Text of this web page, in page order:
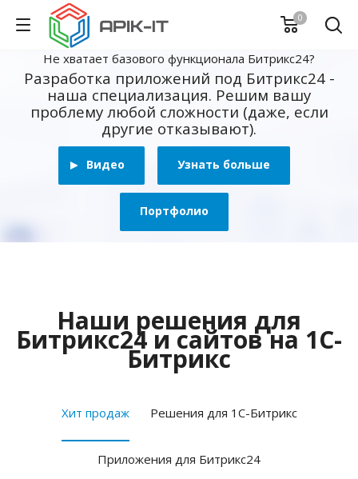
0
Не хватает базового функционала Битрикс24?
Разработка приложений под Битрикс24 -
наша специализация. Решим вашу
проблему любой сложности (даже, если
другие отказывают).
Видео Узнать больше
Портфолио
Наши решения для
Битрикс24 и сайтов на 1С-
Битрикс
Хит продаж Решения для 1С-Битрикс
Приложения для Битрикс24